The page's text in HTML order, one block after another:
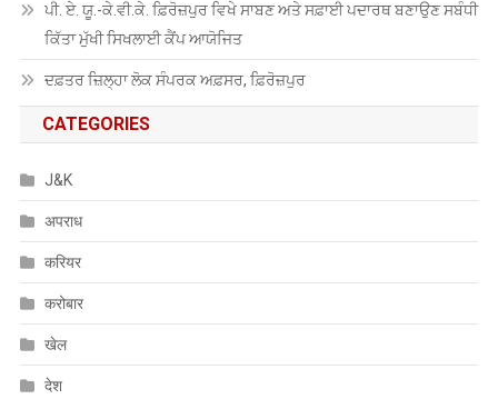
ਪੀ. ਏ. ਯੂ.-ਕੇ.ਵੀ.ਕੇ. ਫ਼ਿਰੋਜ਼ਪੁਰ ਵਿਖੇ ਸਾਬਣ ਅਤੇ ਸਫ਼ਾਈ ਪਦਾਰਥ ਬਣਾਉਣ ਸਬੰਧੀ
ਕਿੱਤਾ ਮੁੱਖੀ ਸਿਖਲਾਈ ਕੈਂਪ ਆਯੋਜਿਤ
ਦਫ਼ਤਰ ਜ਼ਿਲ੍ਹਾ ਲੋਕ ਸੰਪਰਕ ਅਫ਼ਸਰ, ਫ਼ਿਰੋਜ਼ਪੁਰ
CATEGORIES
J&K
अपराध
करियर
करोबार
खेल
देश